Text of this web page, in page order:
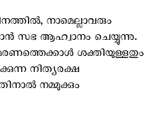
നാമെല്ലാവരും
സഭ ആഹ്വാനം ചെയ്യുന്നു.
ശക്തിയുള്ളതും
നിത്യരക്ഷ
നമ്മുക്കും